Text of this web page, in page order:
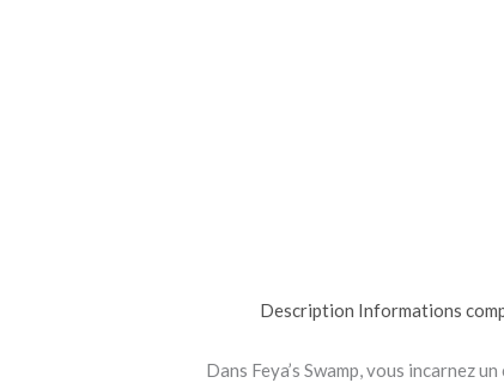
Description Informations
Dans Feya’s Swamp, vous incarnez